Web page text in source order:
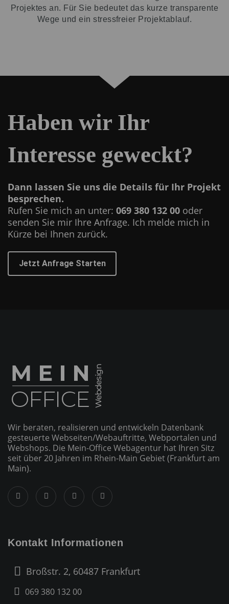
der Onpage SEO Optimierung,
Nach Abnahme stellen wir Ihre
Google und Co. an
Aufwand: Ca. 15 - 20 Stunden was
einen Nettopreis von um die 990,00
Mangement Sytems an.
Einfach anfragen ;-)
Projektes an. Für Sie bedeutet das kurze transparente
Wege und ein stressfreier Projektablauf.
Haben wir Ihr
Interesse geweckt?
Dann lassen Sie uns die Details für Ihr Projekt
besprechen.
Rufen Sie mich an unter: 069 380 132 00 oder
senden Sie mir Ihre Anfrage. Ich melde mich in
Kürze bei Ihnen zurück.
Jetzt Anfrage Starten
Wir beraten, realisieren und entwickeln Datenbank
gesteuerte Webseiten/­Webauftritte, Webportalen und
Webshops. Die Mein-Office Webagentur hat Ihren Sitz
seit über 20 Jahren im Rhein-Main Gebiet (Frankfurt am
Main).
Kontakt Informationen
Broßstr. 2, 60487 Frankfurt
069 380 132 00